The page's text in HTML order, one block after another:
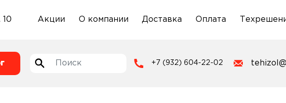
10 Акции О компании Доставка Оплата
+7 (932) 604-22-02